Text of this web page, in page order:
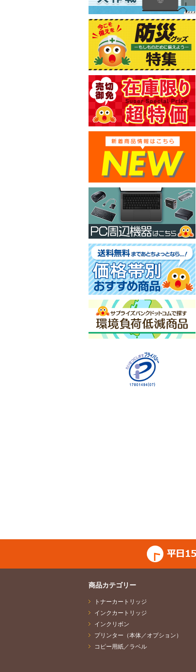
商品カテゴリー
トナーカートリッジ
インクカートリッジ
インクリボン
プリンター（本体／オプション）
コピー用紙／ラベル